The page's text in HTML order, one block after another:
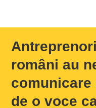
români au
comunicare
de o voce